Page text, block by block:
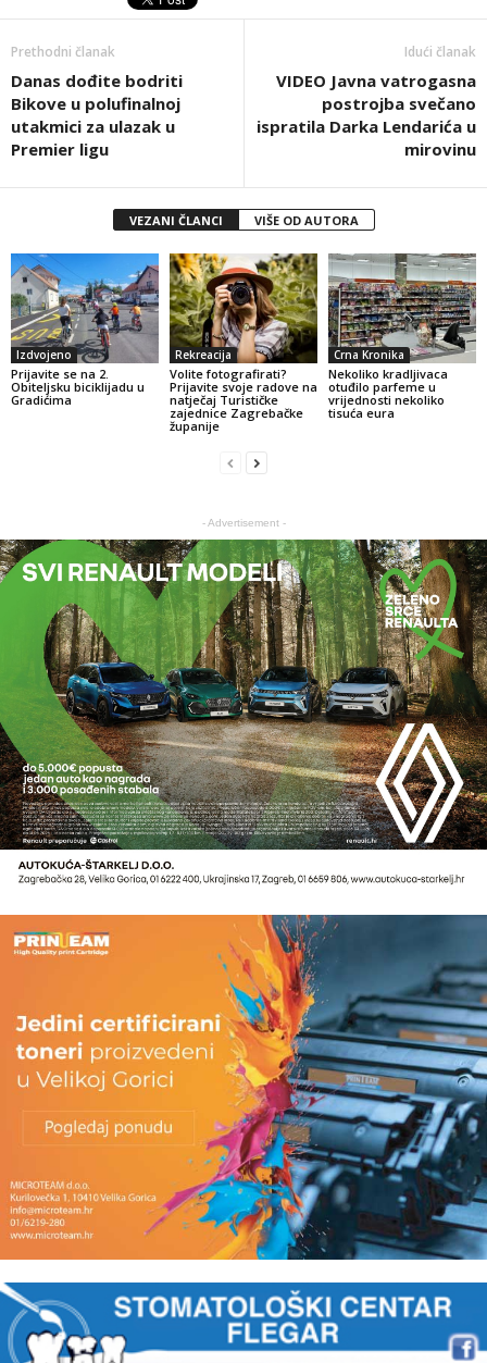
Prethodni članak
Danas dođite bodriti
Bikove u polufinalnoj
utakmici za ulazak u
Premier ligu
Idući članak
VIDEO Javna vatrogasna
postrojba svečano
ispratila Darka Lendarića u
mirovinu
VEZANI ČLANCI VIŠE OD AUTORA
Izdvojeno
Prijavite se na 2.
Obiteljsku biciklijadu u
Gradićima
Rekreacija
Volite fotografirati?
Prijavite svoje radove na
natječaj Turističke
zajednice Zagrebačke
županije
Crna Kronika
Nekoliko kradljivaca
otuđilo parfeme u
vrijednosti nekoliko
tisuća eura
- Advertisement -